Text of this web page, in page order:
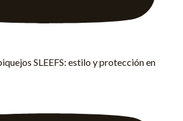
SLEEFS: estilo y protección en